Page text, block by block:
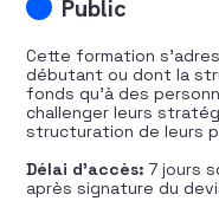
Public
Cette formation
débutant ou dont la
fonds qu’à des
challenger leurs
structuration de leurs
Délai d’accès: 7 jours
après signature du